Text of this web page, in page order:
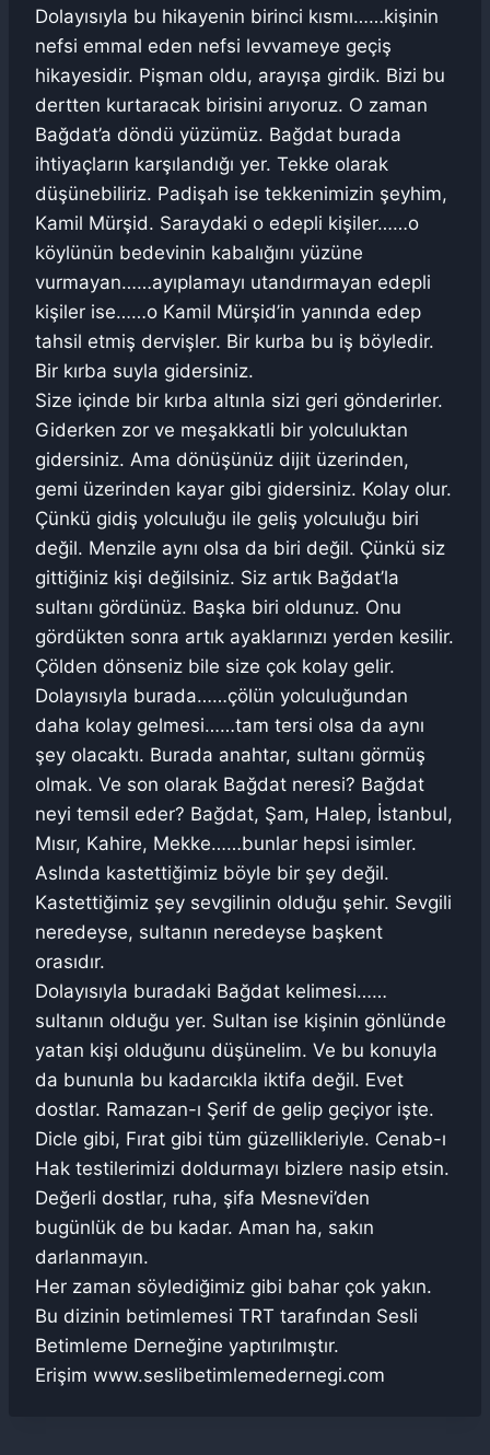
Dolayısıyla bu hikayenin birinci kısmı……kişinin
nefsi emmal eden nefsi levvameye geçiş
hikayesidir. Pişman oldu, arayışa girdik. Bizi bu
dertten kurtaracak birisini arıyoruz. O zaman
Bağdat’a döndü yüzümüz. Bağdat burada
ihtiyaçların karşılandığı yer. Tekke olarak
düşünebiliriz. Padişah ise tekkenimizin şeyhim,
Kamil Mürşid. Saraydaki o edepli kişiler……o
köylünün bedevinin kabalığını yüzüne
vurmayan……ayıplamayı utandırmayan edepli
kişiler ise……o Kamil Mürşid’in yanında edep
tahsil etmiş dervişler. Bir kurba bu iş böyledir.
Bir kırba suyla gidersiniz.
Size içinde bir kırba altınla sizi geri gönderirler.
Giderken zor ve meşakkatli bir yolculuktan
gidersiniz. Ama dönüşünüz dijit üzerinden,
gemi üzerinden kayar gibi gidersiniz. Kolay olur.
Çünkü gidiş yolculuğu ile geliş yolculuğu biri
değil. Menzile aynı olsa da biri değil. Çünkü siz
gittiğiniz kişi değilsiniz. Siz artık Bağdat’la
sultanı gördünüz. Başka biri oldunuz. Onu
gördükten sonra artık ayaklarınızı yerden kesilir.
Çölden dönseniz bile size çok kolay gelir.
Dolayısıyla burada……çölün yolculuğundan
daha kolay gelmesi……tam tersi olsa da aynı
şey olacaktı. Burada anahtar, sultanı görmüş
olmak. Ve son olarak Bağdat neresi? Bağdat
neyi temsil eder? Bağdat, Şam, Halep, İstanbul,
Mısır, Kahire, Mekke……bunlar hepsi isimler.
Aslında kastettiğimiz böyle bir şey değil.
Kastettiğimiz şey sevgilinin olduğu şehir. Sevgili
neredeyse, sultanın neredeyse başkent
orasıdır.
Dolayısıyla buradaki Bağdat kelimesi……
sultanın olduğu yer. Sultan ise kişinin gönlünde
yatan kişi olduğunu düşünelim. Ve bu konuyla
da bununla bu kadarcıkla iktifa değil. Evet
dostlar. Ramazan-ı Şerif de gelip geçiyor işte.
Dicle gibi, Fırat gibi tüm güzellikleriyle. Cenab-ı
Hak testilerimizi doldurmayı bizlere nasip etsin.
Değerli dostlar, ruha, şifa Mesnevi’den
bugünlük de bu kadar. Aman ha, sakın
darlanmayın.
Her zaman söylediğimiz gibi bahar çok yakın.
Bu dizinin betimlemesi TRT tarafından Sesli
Betimleme Derneğine yaptırılmıştır.
Erişim www.seslibetimlemedernegi.com